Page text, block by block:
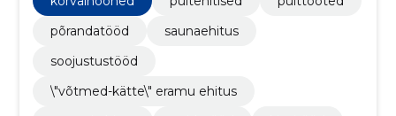
põrandatööd
saunaehitus
soojustustööd
\"võtmed-kätte\" eramu ehitus